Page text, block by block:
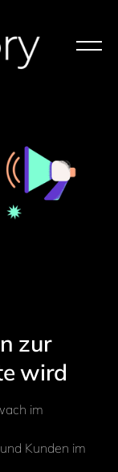
zur
wird
im
Kunden im